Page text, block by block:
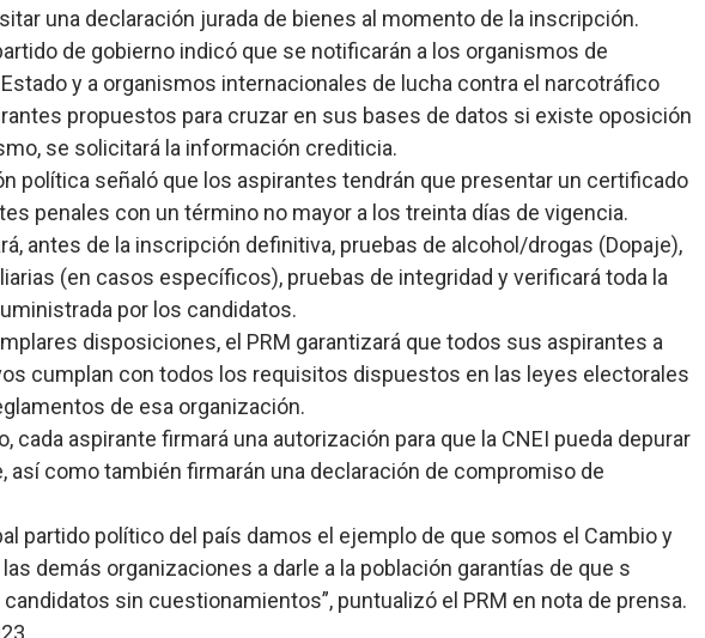
una declaración jurada de bienes al momento de la inscripción.
de gobierno indicó que se notificarán a los organismos de
y a organismos internacionales de lucha contra el narcotráfico
propuestos para cruzar en sus bases de datos si existe oposición
se solicitará la información crediticia.
política señaló que los aspirantes tendrán que presentar un certificado
penales con un término no mayor a los treinta días de vigencia.
antes de la inscripción definitiva, pruebas de alcohol/drogas (Dopaje),
(en casos específicos), pruebas de integridad y verificará toda la
por los candidatos.
disposiciones, el PRM garantizará que todos sus aspirantes a
cumplan con todos los requisitos dispuestos en las leyes electorales
de esa organización.
cada aspirante firmará una autorización para que la CNEI pueda depurar
así como también firmarán una declaración de compromiso de
partido político del país damos el ejemplo de que somos el Cambio y
demás organizaciones a darle a la población garantías de que s
sin cuestionamientos”, puntualizó el PRM en nota de prensa.